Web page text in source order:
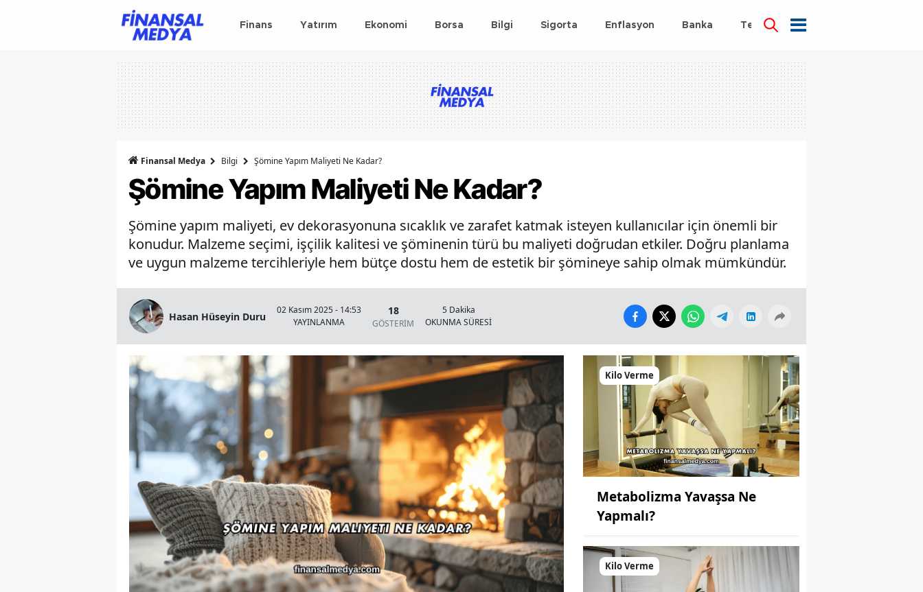
Finans Yatırım Ekonomi Borsa Bilgi Sigorta Enflasyon Banka Teknoloji
Finansal Medya Bilgi Şömine Yapım Maliyeti Ne Kadar?
Şömine Yapım Maliyeti Ne Kadar?
Şömine yapım maliyeti, ev dekorasyonuna sıcaklık ve zarafet katmak isteyen kullanıcılar için önemli bir
konudur. Malzeme seçimi, işçilik kalitesi ve şöminenin türü bu maliyeti doğrudan etkiler. Doğru planlama
ve uygun malzeme tercihleriyle hem bütçe dostu hem de estetik bir şömineye sahip olmak mümkündür.
Hasan Hüseyin Duru
02 Kasım 2025 - 14:53
YAYINLANMA
18
GÖSTERİM
5 Dakika
OKUNMA SÜRESİ
Kilo Verme
Metabolizma Yavaşsa Ne
Yapmalı?
Kilo Verme